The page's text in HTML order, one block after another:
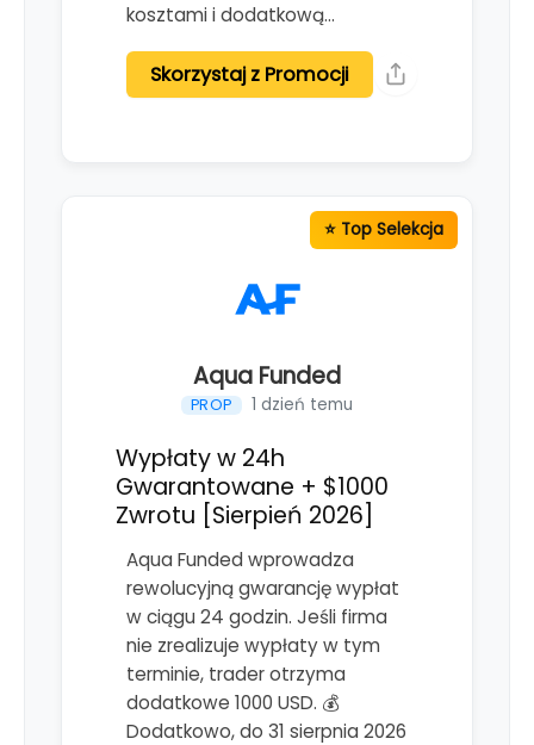
kosztami i dodatkową…
Skorzystaj z Promocji
Aqua Funded
PROP 1 dzień temu
Wypłaty w 24h
Gwarantowane + $1000
Zwrotu [Sierpień 2026]
Aqua Funded wprowadza
rewolucyjną gwarancję wypłat
w ciągu 24 godzin. Jeśli firma
nie zrealizuje wypłaty w tym
terminie, trader otrzyma
dodatkowe 1000 USD. 💰
Dodatkowo, do 31 sierpnia 2026